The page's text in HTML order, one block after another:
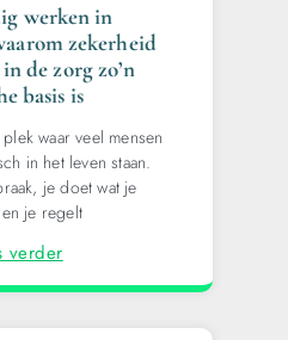
werken in
zekerheid
de zorg zo’n
basis is
waar veel mensen
in het leven staan.
je doet wat je
je regelt
verder